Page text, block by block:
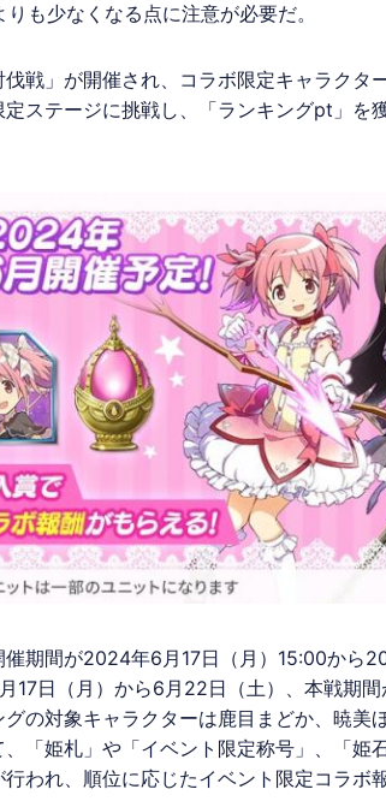
も少なくなる点に注意が必要だ。
戦」が開催され、コラボ限定キャラクタ
ステージに挑戦し、「ランキングpt」を
催期間が2024年6月17日（月）15:00から
17日（月）から6月22日（土）、本戦期
の対象キャラクターは鹿目まどか、暁美
「姫札」や「イベント限定称号」、「姫
われ、順位に応じたイベント限定コラボ